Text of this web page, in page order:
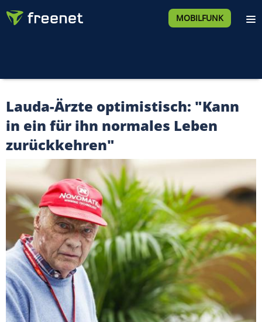
MOBILFUNK
Lauda-Ärzte optimistisch: "Kann
in ein für ihn normales Leben
zurückkehren"